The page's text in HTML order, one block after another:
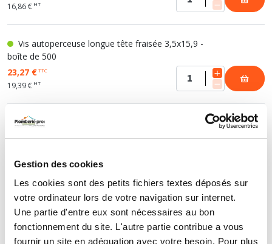
Gestion des cookies
Les cookies sont des petits fichiers textes déposés sur
votre ordinateur lors de votre navigation sur internet.
Une partie d'entre eux sont nécessaires au bon
fonctionnement du site. L'autre partie contribue a vous
fournir un site en adéquation avec votre besoin. Pour plus
16,86 € HT
Vis autoperceuse longue tête fraisée 3,5x15,9 -
boîte de 500
23,27 €TTC
19,39 € HT
Vis autoperceuse longue tête fraisée 3,5x19 - boîte
de 500
21,73 €HT
Vis autoperceuse longue tête fraisée 3,5x25,4 -
boîte de 500
25,72 €TTC
HT